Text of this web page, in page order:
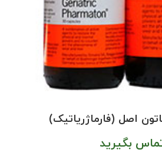
اصل (فارماژریاتیک)
بگیرید